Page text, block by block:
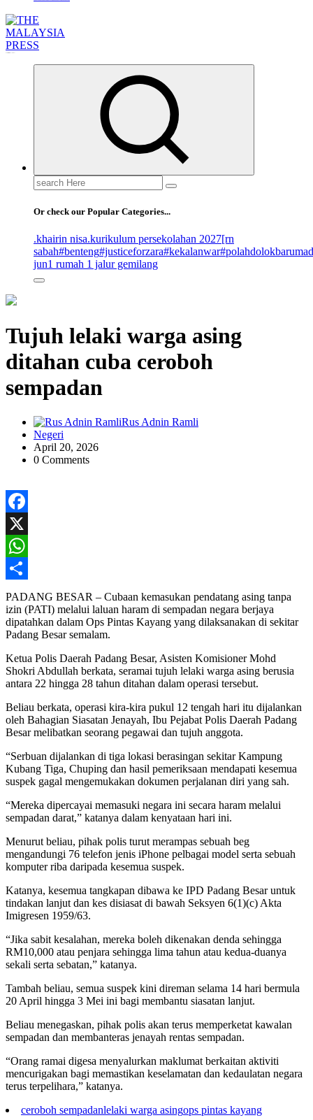
Search
for:
Or check our Popular Categories...
.khairin nisa.kurikulum persekolahan 2027[rn
sabah#benteng#justiceforzara#kekalanwar
jun1 rumah 1 jalur gemilang
Tujuh lelaki warga asing
ditahan cuba ceroboh
sempadan
Rus Adnin Ramli
Negeri
April 20, 2026
0 Comments
Facebook
X
WhatsApp
Share
PADANG BESAR – Cubaan kemasukan pendatang asing tanpa
izin (PATI) melalui laluan haram di sempadan negara berjaya
dipatahkan dalam Ops Pintas Kayang yang dilaksanakan di sekitar
Padang Besar semalam.
Ketua Polis Daerah Padang Besar, Asisten Komisioner Mohd
Shokri Abdullah berkata, seramai tujuh lelaki warga asing berusia
antara 22 hingga 28 tahun ditahan dalam operasi tersebut.
Beliau berkata, operasi kira-kira pukul 12 tengah hari itu dijalankan
oleh Bahagian Siasatan Jenayah, Ibu Pejabat Polis Daerah Padang
Besar melibatkan seorang pegawai dan tujuh anggota.
“Serbuan dijalankan di tiga lokasi berasingan sekitar Kampung
Kubang Tiga, Chuping dan hasil pemeriksaan mendapati kesemua
suspek gagal mengemukakan dokumen perjalanan diri yang sah.
“Mereka dipercayai memasuki negara ini secara haram melalui
sempadan darat,” katanya dalam kenyataan hari ini.
Menurut beliau, pihak polis turut merampas sebuah beg
mengandungi 76 telefon jenis iPhone pelbagai model serta sebuah
komputer riba daripada kesemua suspek.
Katanya, kesemua tangkapan dibawa ke IPD Padang Besar untuk
tindakan lanjut dan kes disiasat di bawah Seksyen 6(1)(c) Akta
Imigresen 1959/63.
“Jika sabit kesalahan, mereka boleh dikenakan denda sehingga
RM10,000 atau penjara sehingga lima tahun atau kedua-duanya
sekali serta sebatan,” katanya.
Tambah beliau, semua suspek kini direman selama 14 hari bermula
20 April hingga 3 Mei ini bagi membantu siasatan lanjut.
Beliau menegaskan, pihak polis akan terus memperketat kawalan
sempadan dan membanteras jenayah rentas sempadan.
“Orang ramai digesa menyalurkan maklumat berkaitan aktiviti
mencurigakan bagi memastikan keselamatan dan kedaulatan negara
terus terpelihara,” katanya.
ceroboh sempadanlelaki warga asingops pintas kayang